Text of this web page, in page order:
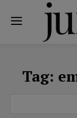
Tag: